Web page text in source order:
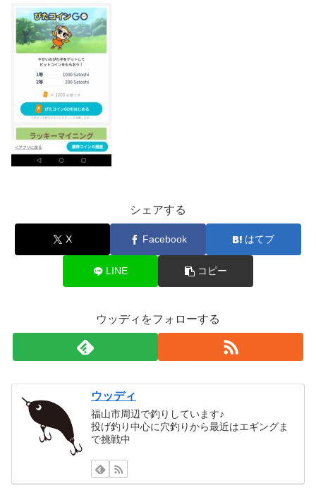
シェアする
X Facebook はてブ
LINE コピー
ウッディをフォローする
ウッディ
福山市周辺で釣りしています♪
投げ釣り中心に穴釣りから最近はエギングま
で挑戦中